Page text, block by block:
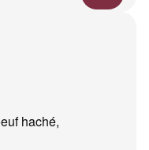
haché,